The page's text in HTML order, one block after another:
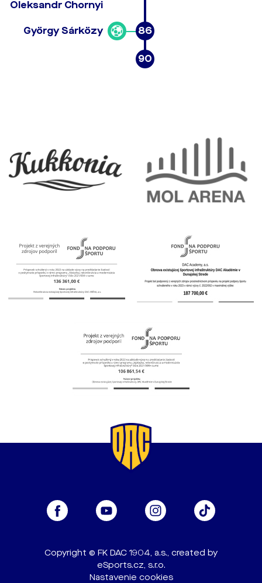
Oleksandr Chornyi
86
György Sárközy
90
Copyright © FK DAC 1904, a.s., created by
eSports.cz, s.r.o.
Nastavenie cookies